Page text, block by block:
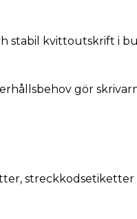
stabil kvittoutskrift i
gör
streckkodsetiketter